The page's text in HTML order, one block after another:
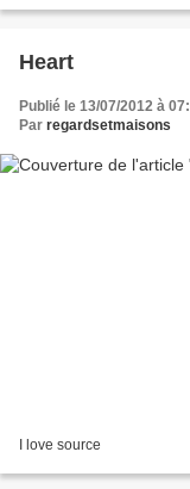
Heart
Publié le 13/07/2012 à
Par regardsetmaisons
I love source